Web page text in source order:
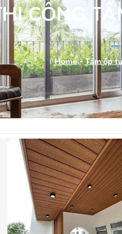
THI CÔNG
Home-Tấm ốp